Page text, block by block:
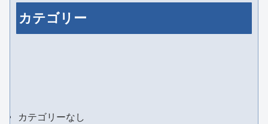
カテゴリー
カテゴリーなし